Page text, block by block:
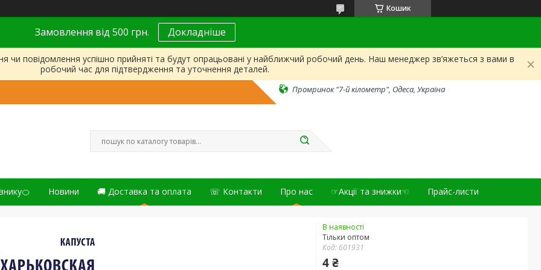
Кошик
Замовлення від 500 грн. Докладніше
чи повідомлення успішно прийняті та будут опрацьовані у найближчий робочий день. Наш менеджер зв’яжеться з вами в
робочий час для підтвердження та уточнення деталей.
Промринок "7-й кілометр", Одеса, Україна
Новини 🚚 Доставка та оплата ☏ Контакти Про нас ☞Акції та знижки☜ Прайс-листи
В наявності
Тільки оптом
Код: 601931
4 ₴